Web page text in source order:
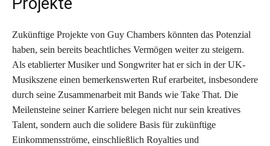
Zukünftige Projekte von Guy Chambers könnten das Potenzial
haben, sein bereits beachtliches Vermögen weiter zu steigern.
Als etablierter Musiker und Songwriter hat er sich in der UK-
Musikszene einen bemerkenswerten Ruf erarbeitet, insbesondere
durch seine Zusammenarbeit mit Bands wie Take That. Die
Meilensteine seiner Karriere belegen nicht nur sein kreatives
Talent, sondern auch die solidere Basis für zukünftige
Einkommensströme, einschließlich Royalties und